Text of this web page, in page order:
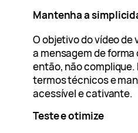
Mantenha a
O objetivo do vídeo
a mensagem de forma
então, não complique.
termos técnicos e
acessível e cativante.
Teste e otimize